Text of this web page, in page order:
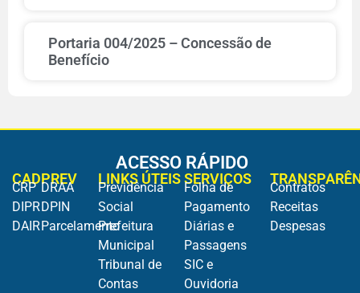
Portaria 004/2025 – Concessão de
Benefício
ACESSO RÁPIDO
CADPREV
CRP
DIPR
DAIR
DRAA
DPIN
Parcelamento
LINKS ÚTEIS
Previdência
Social
Prefeitura
Municipal
Tribunal de
Contas
SERVIÇOS
Folha de
Pagamento
Diárias e
Passagens
SIC e
Ouvidoria
Contratos
Receitas
Despesas